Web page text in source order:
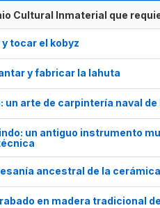
Cultural Inmaterial que
tocar el kobyz
y fabricar la lahuta
un arte de carpintería naval de
un antiguo instrumento
ancestral de la cerámica
en madera tradicional